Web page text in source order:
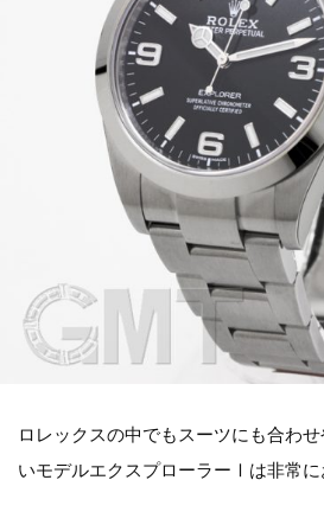
ロレックスの中でもスーツにも合わ
いモデルエクスプローラーⅠは非常に